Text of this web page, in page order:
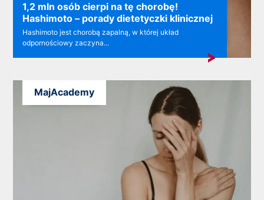
1,2 mln osób cierpi na tę chorobę!
Hashimoto – porady dietetyczki klinicznej
Hashimoto jest chorobą zapalną, w której układ
odpornościowy zaczyna...
MajAcademy